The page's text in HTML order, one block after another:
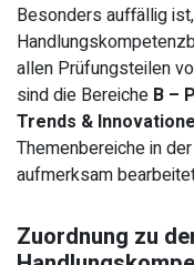
Besonders auffällig
allen Prüfungsteilen
sind die Bereiche B –
Trends &
Themenbereiche in
aufmerksam
Zuordnung zu